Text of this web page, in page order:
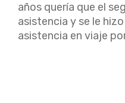
años quería que el
asistencia y se le
asistencia en viaje